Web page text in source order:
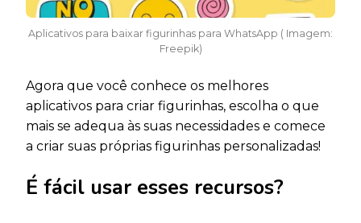
Aplicativos para baixar figurinhas para WhatsApp ( Imagem:
Freepik)
Agora que você conhece os melhores
aplicativos para criar figurinhas, escolha o que
mais se adequa às suas necessidades e comece
a criar suas próprias figurinhas personalizadas!
É fácil usar esses recursos?